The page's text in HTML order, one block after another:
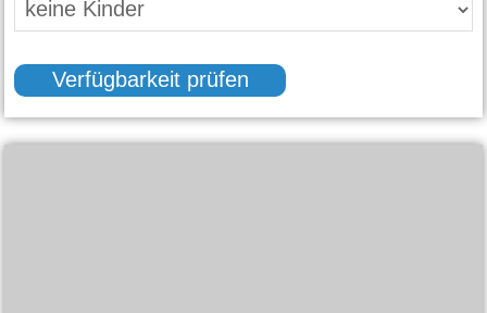
Verfügbarkeit prüfen